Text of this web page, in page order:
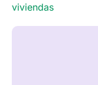
viviendas